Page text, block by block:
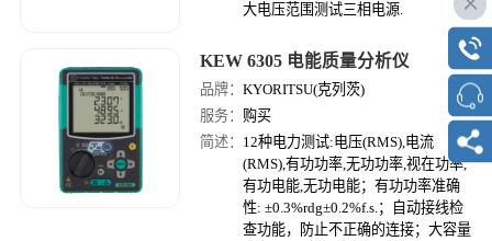
大电压范围测试三相电源.
KEW 6305 电能质量分析仪
品牌：KYORITSU(克列茨)
服务： 购买
简述： 12种电力测试:电压(RMS),电流
(RMS),有功功率,无功功率,视在功率,
有功电能,无功电能；有功功率准确
性: ±0.3%rdg±0.2%f.s.；自动接线检
查功能，防止不正确的连接；大容量